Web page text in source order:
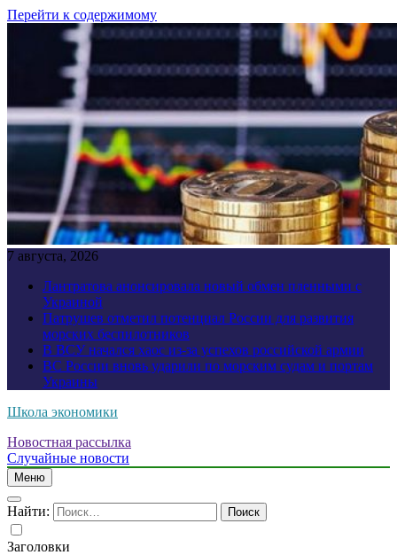
Перейти к содержимому
7 августа, 2026
Лантратова анонсировала новый обмен пленными с
Украиной
Патрушев отметил потенциал России для развития
морских беспилотников
В ВСУ начался хаос из-за успехов российской армии
ВС России вновь ударили по морским судам и портам
Украины
Школа экономики
Новостная рассылка
Случайные новости
Меню
Найти:
Заголовки